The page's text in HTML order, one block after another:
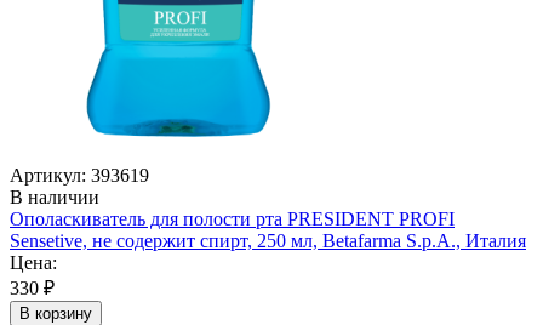
Артикул: 393619
В наличии
Ополаскиватель для полости рта PRESIDENT PROFI
Sensetive, не содержит спирт, 250 мл, Betafarma S.p.A., Италия
Цена:
330 ₽
В корзину